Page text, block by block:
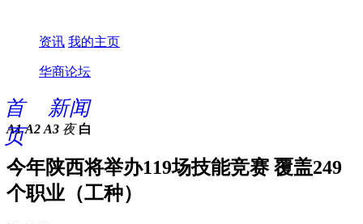
资讯 我的主页
华商论坛
首
页
新闻
A1 A2 A3 夜 白
今年陕西将举办119场技能竞赛 覆盖249
个职业（工种）